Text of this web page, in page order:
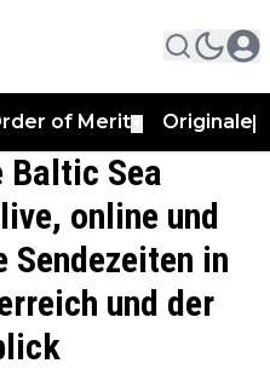
of Merit Originale
Baltic Sea
online und
Sendezeiten in
und der